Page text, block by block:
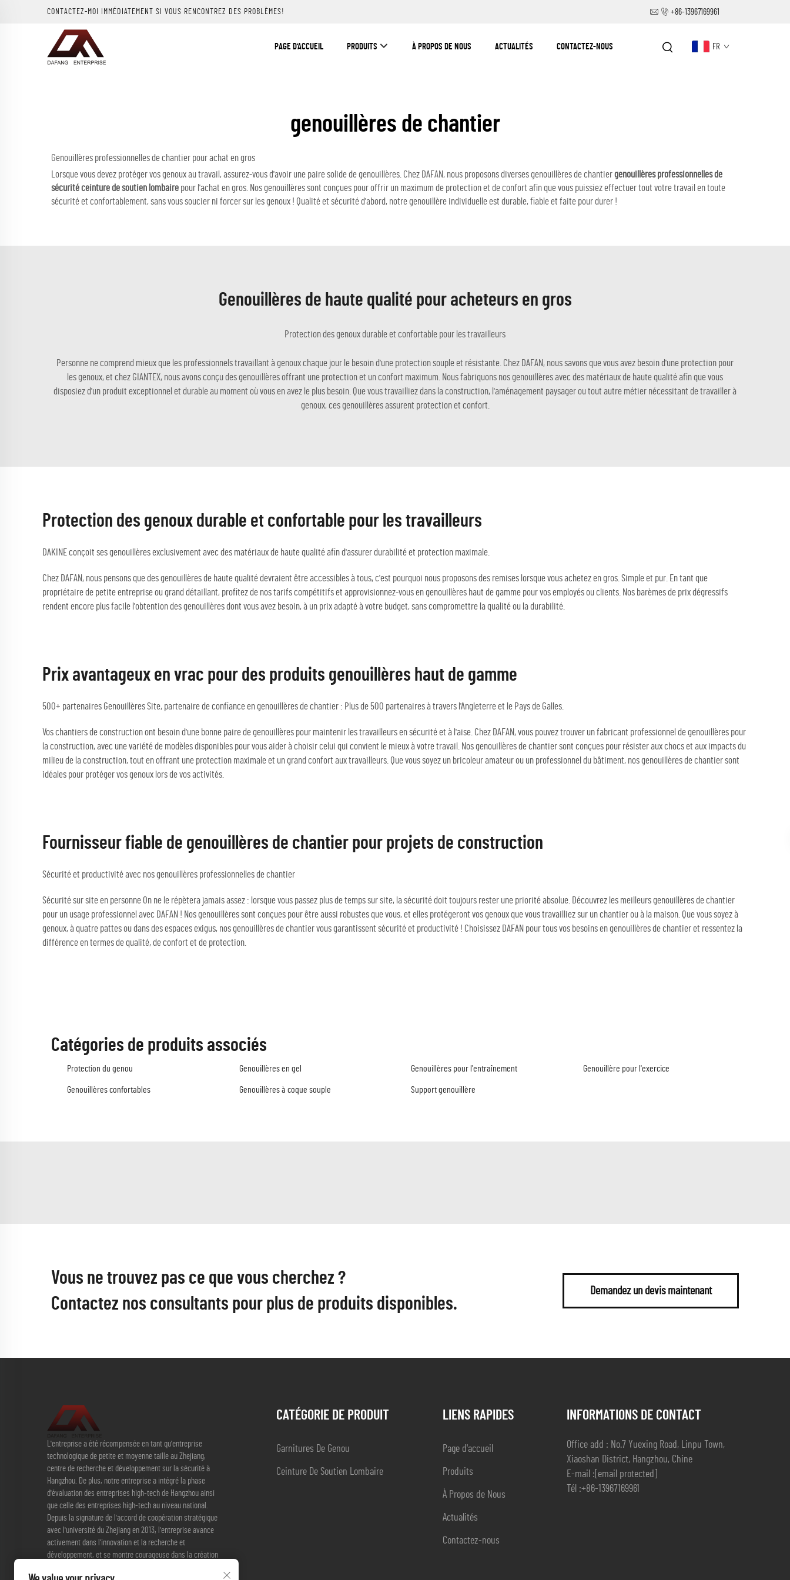
CONTACTEZ-MOI IMMÉDIATEMENT SI VOUS RENCONTREZ DES PROBLÈMES! +86-13967169961
PAGE D'ACCUEIL PRODUITS À PROPOS DE NOUS ACTUALITÉS CONTACTEZ-NOUS FR
genouillères de chantier
Genouillères professionnelles de chantier pour achat en gros
Lorsque vous devez protéger vos genoux au travail, assurez-vous d'avoir une paire solide de genouillères. Chez DAFAN, nous proposons diverses genouillères de chantiergenouillères professionnelles de
sécurité ceinture de soutien lombaire pour l'achat en gros. Nos genouillères sont conçues pour offrir un maximum de protection et de confort afin que vous puissiez effectuer tout votre travail en toute
sécurité et confortablement, sans vous soucier ni forcer sur les genoux ! Qualité et sécurité d'abord, notre genouillère individuelle est durable, fiable et faite pour durer !
Genouillères de haute qualité pour acheteurs en gros
Protection des genoux durable et confortable pour les travailleurs
Personne ne comprend mieux que les professionnels travaillant à genoux chaque jour le besoin d'une protection souple et résistante. Chez DAFAN, nous savons que vous avez besoin d'une protection pour
les genoux, et chez GIANTEX, nous avons conçu des genouillères offrant une protection et un confort maximum. Nous fabriquons nos genouillères avec des matériaux de haute qualité afin que vous
disposiez d'un produit exceptionnel et durable au moment où vous en avez le plus besoin. Que vous travailliez dans la construction, l'aménagement paysager ou tout autre métier nécessitant de travailler à
genoux, ces genouillères assurent protection et confort.
Protection des genoux durable et confortable pour les travailleurs
DAKINE conçoit ses genouillères exclusivement avec des matériaux de haute qualité afin d'assurer durabilité et protection maximale.
Chez DAFAN, nous pensons que des genouillères de haute qualité devraient être accessibles à tous, c'est pourquoi nous proposons des remises lorsque vous achetez en gros. Simple et pur. En tant que
propriétaire de petite entreprise ou grand détaillant, profitez de nos tarifs compétitifs et approvisionnez-vous en genouillères haut de gamme pour vos employés ou clients. Nos barèmes de prix dégressifs
rendent encore plus facile l'obtention des genouillères dont vous avez besoin, à un prix adapté à votre budget, sans compromettre la qualité ou la durabilité.
Prix avantageux en vrac pour des produits genouillères haut de gamme
500+ partenaires Genouillères Site, partenaire de confiance en genouillères de chantier : Plus de 500 partenaires à travers l'Angleterre et le Pays de Galles.
Vos chantiers de construction ont besoin d'une bonne paire de genouillères pour maintenir les travailleurs en sécurité et à l'aise. Chez DAFAN, vous pouvez trouver un fabricant professionnel de genouillères pour
la construction, avec une variété de modèles disponibles pour vous aider à choisir celui qui convient le mieux à votre travail. Nos genouillères de chantier sont conçues pour résister aux chocs et aux impacts du
milieu de la construction, tout en offrant une protection maximale et un grand confort aux travailleurs. Que vous soyez un bricoleur amateur ou un professionnel du bâtiment, nos genouillères de chantier sont
idéales pour protéger vos genoux lors de vos activités.
Fournisseur fiable de genouillères de chantier pour projets de construction
Sécurité et productivité avec nos genouillères professionnelles de chantier
Sécurité sur site en personne On ne le répètera jamais assez : lorsque vous passez plus de temps sur site, la sécurité doit toujours rester une priorité absolue. Découvrez les meilleurs genouillères de chantier
pour un usage professionnel avec DAFAN ! Nos genouillères sont conçues pour être aussi robustes que vous, et elles protégeront vos genoux que vous travailliez sur un chantier ou à la maison. Que vous soyez à
genoux, à quatre pattes ou dans des espaces exigus, nos genouillères de chantier vous garantissent sécurité et productivité ! Choisissez DAFAN pour tous vos besoins en genouillères de chantier et ressentez la
différence en termes de qualité, de confort et de protection.
Catégories de produits associés
Protection du genou Genouillères en gel Genouillères pour l'entraînement Genouillère pour l'exercice
Genouillères confortables Genouillères à coque souple Support genouillère
Vous ne trouvez pas ce que vous cherchez ?
Contactez nos consultants pour plus de produits disponibles.
Demandez un devis maintenant
L'entreprise a été récompensée en tant qu'entreprise
technologique de petite et moyenne taille au Zhejiang,
centre de recherche et développement sur la sécurité à
Hangzhou. De plus, notre entreprise a intégré la phase
d'évaluation des entreprises high-tech de Hangzhou ainsi
que celle des entreprises high-tech au niveau national.
Depuis la signature de l'accord de coopération stratégique
avec l'université du Zhejiang en 2013, l'entreprise avance
activement dans l'innovation et la recherche et
développement, et se montre courageuse dans la création
CATÉGORIE DE PRODUIT
Garnitures De Genou
Ceinture De Soutien Lombaire
LIENS RAPIDES
Page d'accueil
Produits
À Propos de Nous
Actualités
Contactez-nous
INFORMATIONS DE CONTACT
Office add : No.7 Yuexing Road, Linpu Town,
Xiaoshan District, Hangzhou, Chine
E-mail : [email protected]
Tél :+86-13967169961